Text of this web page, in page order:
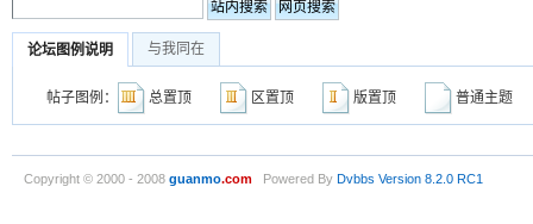
论坛图例说明 与我同在
帖子图例： 总置顶 区置顶 版置顶 普通主
Copyright © 2000 - 2008 guanmo.com Powered By Dvbbs Version 8.2.0 RC1